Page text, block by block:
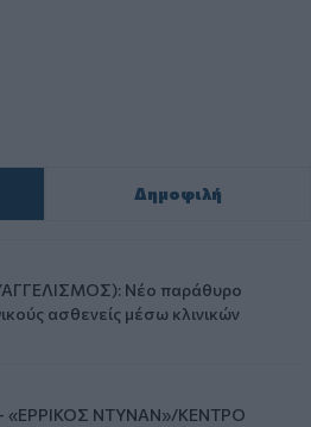
Δημοφιλή
Νέο παράθυρο
ασθενείς μέσω κλινικών
«ΕΡΡΙΚΟΣ ΝΤΥΝΑΝ»/ΚΕΝΤΡΟ